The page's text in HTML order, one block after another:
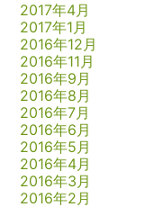
2017年4月
2017年1月
2016年12月
2016年11月
2016年9月
2016年8月
2016年7月
2016年6月
2016年5月
2016年4月
2016年3月
2016年2月